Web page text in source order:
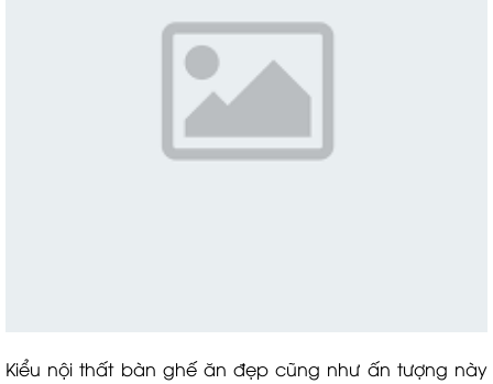
Kiểu nội thất bàn ghế ăn đẹp cũng như ấn tượng này